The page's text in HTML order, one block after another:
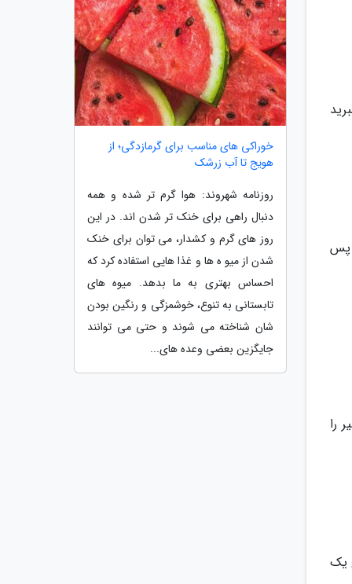
پس
را
یک
خوراکی های مناسب برای گرمازدگی؛ از
هویج تا آب زرشک
روزنامه شهروند: هوا گرم تر شده و همه
دنبال راهی برای خنک تر شدن اند. در این
روز های گرم و کشدار، می توان برای خنک
شدن از میو ه ها و غذا هایی استفاده کرد که
احساس بهتری به ما بدهد. میوه های
تابستانی به تنوع، خوشمزگی و رنگین بودن
شان شناخته می شوند و حتی می توانند
جایگزین بعضی وعده های...